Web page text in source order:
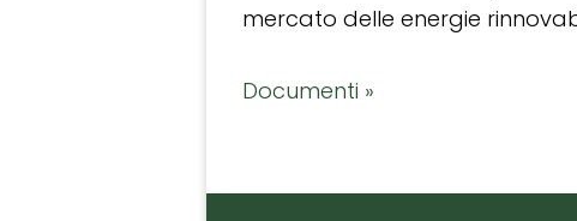
mercato delle energie
Documenti »